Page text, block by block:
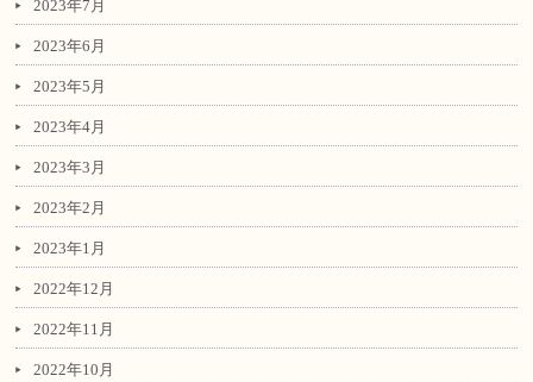
2023年7月
2023年6月
2023年5月
2023年4月
2023年3月
2023年2月
2023年1月
2022年12月
2022年11月
2022年10月